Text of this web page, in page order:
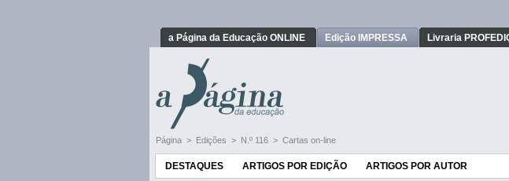
a Página da Educação ONLINE Edição IMPRESSA Livraria
Página > Edições > N.º 116 > Cartas on-line
DESTAQUES ARTIGOS POR EDIÇÃO ARTIGOS POR AUTOR